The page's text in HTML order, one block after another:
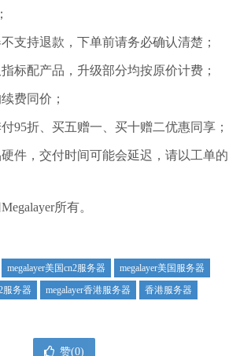
支持退款，下单前请务必确认清楚；
标配产品，升级部分均按原价计费；
费同价；
95折、买五赠一、买十赠二优惠同享；
件，交付时间可能会延迟，请以工单的
所有。
megalayer美国cn2服务器
megalayer美国服务器
服务器
megalayer香港服务器 香港服务器
赞(0)